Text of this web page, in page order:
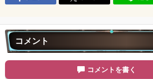
コメント
コメントを書く